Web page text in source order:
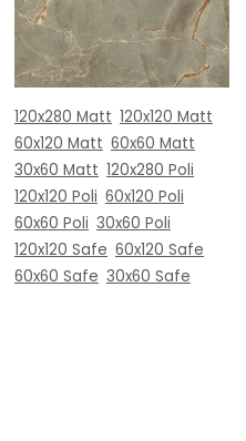
120x280 Matt 120x120 Matt
60x120 Matt 60x60 Matt
30x60 Matt 120x280 Poli
120x120 Poli 60x120 Poli
60x60 Poli 30x60 Poli
120x120 Safe 60x120 Safe
60x60 Safe 30x60 Safe